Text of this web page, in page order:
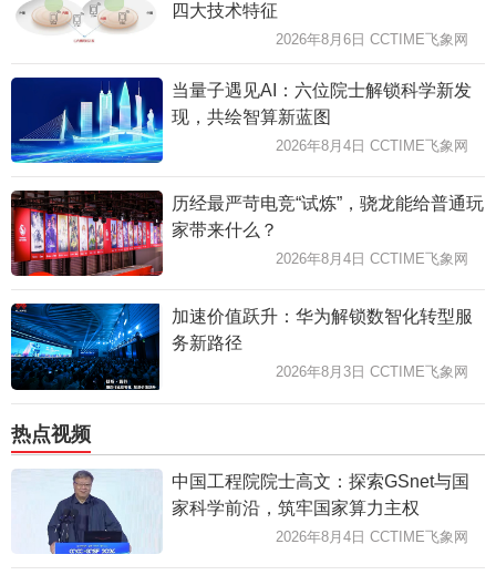
四大技术特征
2026年8月6日 CCTIME飞象网
当量子遇见AI：六位院士解锁科学新发
现，共绘智算新蓝图
2026年8月4日 CCTIME飞象网
历经最严苛电竞“试炼”，骁龙能给普通玩
家带来什么？
2026年8月4日 CCTIME飞象网
加速价值跃升：华为解锁数智化转型服
务新路径
2026年8月3日 CCTIME飞象网
热点视频
中国工程院院士高文：探索GSnet与国
家科学前沿，筑牢国家算力主权
2026年8月4日 CCTIME飞象网